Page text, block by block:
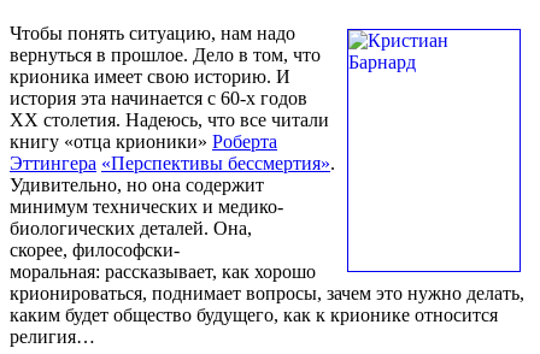
Чтобы понять ситуацию, нам надо
вернуться в прошлое. Дело в том, что
крионика имеет свою историю. И
история эта начинается с 60-х годов
XX столетия. Надеюсь, что все читали
книгу «отца крионики» Роберта
Эттингера «Перспективы бессмертия».
Удивительно, но она содержит
минимум технических и медико-
биологических деталей. Она,
скорее, философски-
моральная: рассказывает, как хорошо
крионироваться, поднимает вопросы, зачем это нужно делать,
каким будет общество будущего, как к крионике относится
религия…